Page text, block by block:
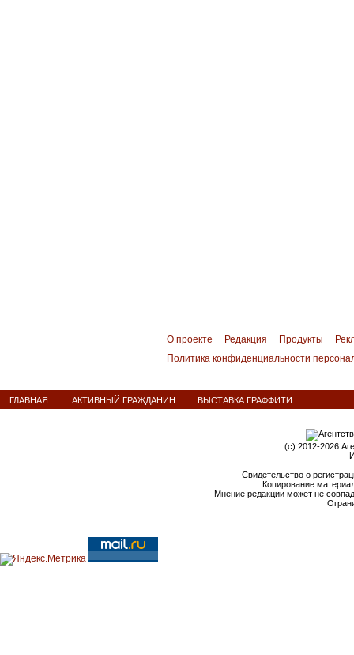
О проекте Редакция Продукты
Политика конфиденциальности
ГЛАВНАЯ АКТИВНЫЙ ГРАЖДАНИН ВЫСТАВКА ГРАФФИТИ
(c) 2012-2026
Свидетельство о
Копирование
Мнение редакции может не